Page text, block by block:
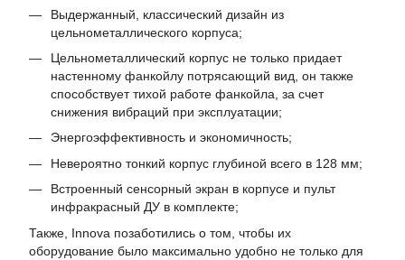
Выдержанный, классический дизайн из
цельнометаллического корпуса;
Цельнометаллический корпус не только придает
настенному фанкойлу потрясающий вид, он также
способствует тихой работе фанкойла, за счет
снижения вибраций при эксплуатации;
Энергоэффективность и экономичность;
Невероятно тонкий корпус глубиной всего в 128 мм;
Встроенный сенсорный экран в корпусе и пульт
инфракрасный ДУ в комплекте;
Также, Innova позаботились о том, чтобы их
оборудование было максимально удобно не только для